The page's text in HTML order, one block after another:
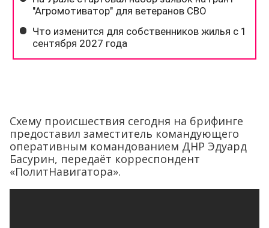
Схему происшествия сегодня на брифинге
предоставил заместитель командующего
оперативным командованием ДНР Эдуард
Басурин, передаёт корреспондент
«ПолитНавигатора».